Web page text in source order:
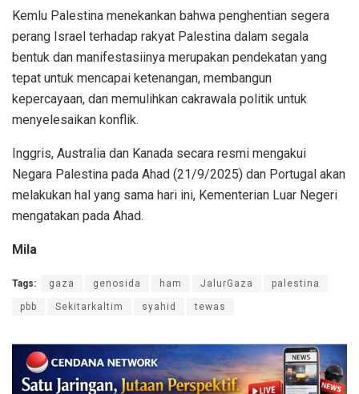
Kemlu Palestina menekankan bahwa penghentian segera
perang Israel terhadap rakyat Palestina dalam segala
bentuk dan manifestasiinya merupakan pendekatan yang
tepat untuk mencapai ketenangan, membangun
kepercayaan, dan memulihkan cakrawala politik untuk
menyelesaikan konflik.
Inggris, Australia dan Kanada secara resmi mengakui
Negara Palestina pada Ahad (21/9/2025) dan Portugal akan
melakukan hal yang sama hari ini, Kementerian Luar Negeri
mengatakan pada Ahad.
Mila
Tags: gaza genosida ham JalurGaza palestina
pbb Sekitarkaltim syahid tewas